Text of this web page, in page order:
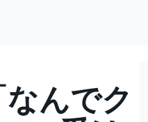
んでク